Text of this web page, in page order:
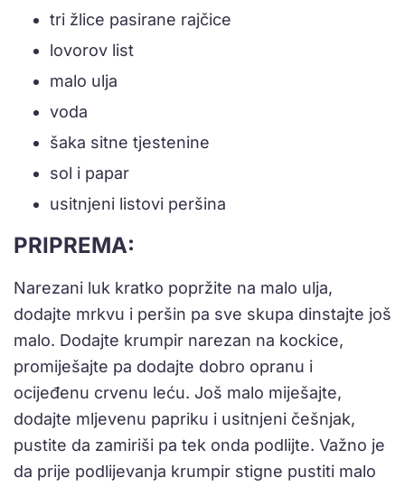
tri žlice pasirane rajčice
lovorov list
malo ulja
voda
šaka sitne tjestenine
sol i papar
usitnjeni listovi peršina
PRIPREMA:
Narezani luk kratko popržite na malo ulja,
dodajte mrkvu i peršin pa sve skupa dinstajte još
malo. Dodajte krumpir narezan na kockice,
promiješajte pa dodajte dobro opranu i
ocijeđenu crvenu leću. Još malo miješajte,
dodajte mljevenu papriku i usitnjeni češnjak,
pustite da zamiriši pa tek onda podlijte. Važno je
da prije podlijevanja krumpir stigne pustiti malo